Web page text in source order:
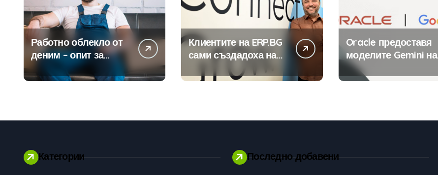
Работно облекло от
деним – опит за
модернизиране на
традицията
Клиентите на ERP.BG
сами създадоха над
ERP системата с
изкуствен интелект
Oracle предоставя
моделите Gemini на
Google на хиляди
клиенти на бизнес
Категории Последно добавени